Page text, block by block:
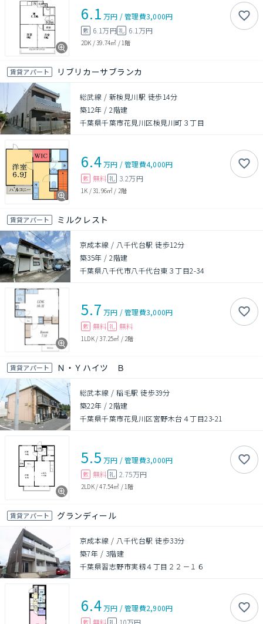
6.1 万円 /管理費3,000円
敷 6.1万円礼 6.1万円
2DK /39.74㎡ / 1階
賃貸アパート リブリカーサブランカ
総武線 / 新検見川駅 徒歩14分
築12年 /2階建
千葉県千葉市花見川区検見川町３丁目
6.4万円 /管理費4,000円
敷 無料 礼 3.2万円
1K /31.96㎡ / 2階
賃貸アパート ミルクレスト
京成本線 / 八千代台駅 徒歩12分
築35年 /2階建
千葉県八千代市八千代台東３丁目2-34
5.7 万円 /管理費3,000円
敷 無料 礼 無料
1LDK/37.25㎡ / 2階
賃貸アパート Ｎ・Ｙハイツ Ｂ
総武本線 / 稲毛駅 徒歩39分
築22年 /2階建
千葉県千葉市花見川区宮野木台４丁目23-21
5.5 万円 /管理費3,000円
敷 無料 礼 2.75万円
2LDK/47.54㎡ / 1階
賃貸アパート グランディール
京成本線 / 八千代台駅 徒歩33分
築7年 / 3階建
千葉県習志野市実籾４丁目２２－１６
6.4万円 /管理費2,900円
敷 無料 礼 10万円